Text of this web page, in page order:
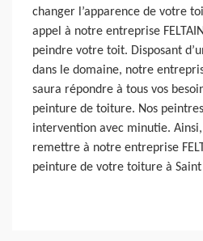
changer l’apparence de votre
appel à notre entreprise
peindre votre toit. Disposant
dans le domaine, notre
saura répondre à tous vos
peinture de toiture. Nos
intervention avec minutie. Ainsi,
remettre à notre entreprise
peinture de votre toiture à Saint